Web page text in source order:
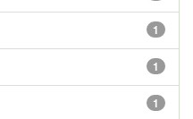
1
1
1